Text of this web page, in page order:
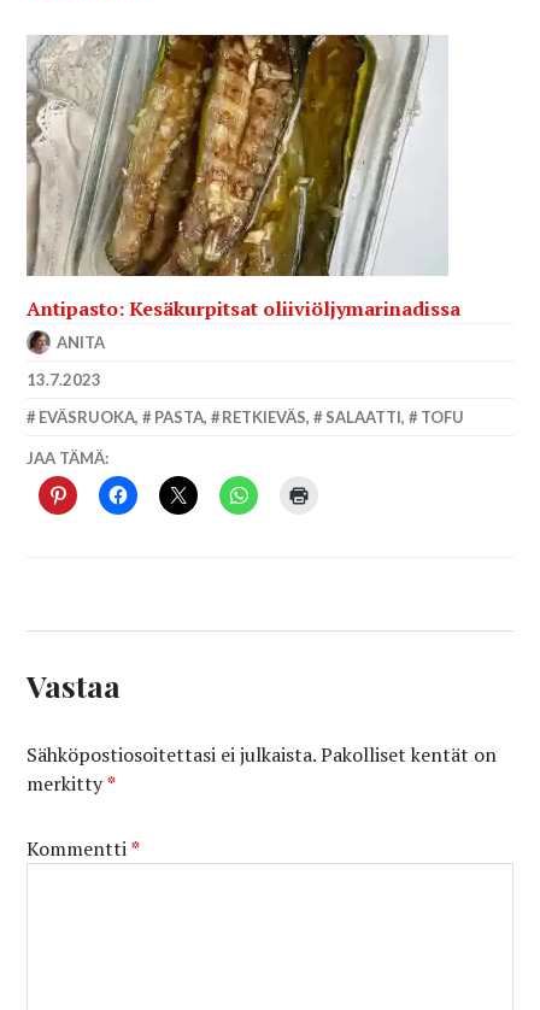
Antipasto: Kesäkurpitsat oliiviöljymarinadissa
ANITA
13.7.2023
EVÄSRUOKA, PASTA, RETKIEVÄS, SALAATTI, TOFU
JAA TÄMÄ:
Vastaa
Sähköpostiosoitettasi ei julkaista. Pakolliset kentät on
merkitty*
Kommentti*